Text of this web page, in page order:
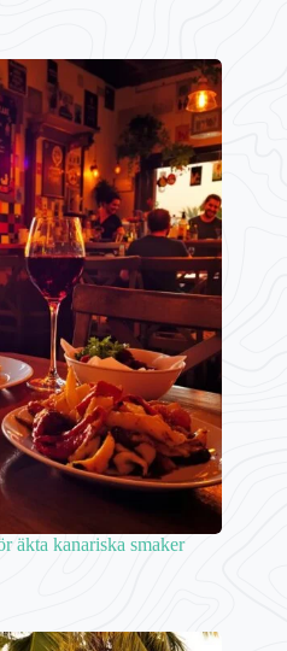
äkta kanariska smaker